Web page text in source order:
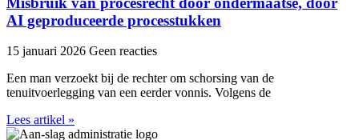
AI geproduceerde processtukken
15 januari 2026 Geen reacties
Een man verzoekt bij de rechter om schorsing van de
tenuitvoerlegging van een eerder vonnis. Volgens de
Lees artikel »